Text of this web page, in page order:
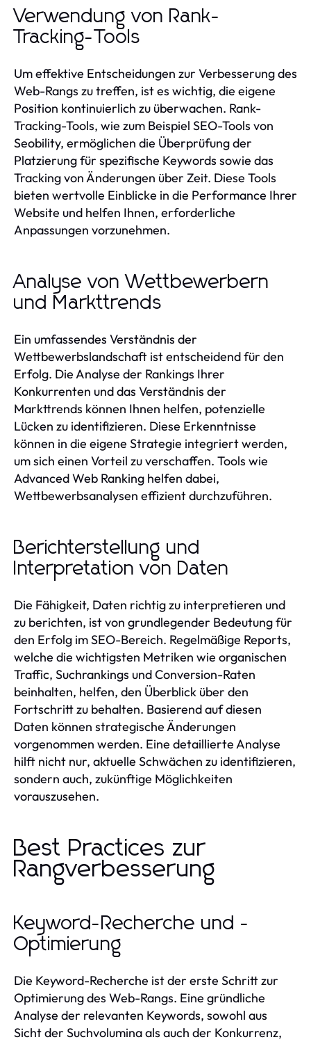
Verwendung von Rank-
Tracking-Tools
Um effektive Entscheidungen zur Verbesserung des
Web-Rangs zu treffen, ist es wichtig, die eigene
Position kontinuierlich zu überwachen. Rank-
Tracking-Tools, wie zum Beispiel SEO-Tools von
Seobility, ermöglichen die Überprüfung der
Platzierung für spezifische Keywords sowie das
Tracking von Änderungen über Zeit. Diese Tools
bieten wertvolle Einblicke in die Performance Ihrer
Website und helfen Ihnen, erforderliche
Anpassungen vorzunehmen.
Analyse von Wettbewerbern
und Markttrends
Ein umfassendes Verständnis der
Wettbewerbslandschaft ist entscheidend für den
Erfolg. Die Analyse der Rankings Ihrer
Konkurrenten und das Verständnis der
Markttrends können Ihnen helfen, potenzielle
Lücken zu identifizieren. Diese Erkenntnisse
können in die eigene Strategie integriert werden,
um sich einen Vorteil zu verschaffen. Tools wie
Advanced Web Ranking helfen dabei,
Wettbewerbsanalysen effizient durchzuführen.
Berichterstellung und
Interpretation von Daten
Die Fähigkeit, Daten richtig zu interpretieren und
zu berichten, ist von grundlegender Bedeutung für
den Erfolg im SEO-Bereich. Regelmäßige Reports,
welche die wichtigsten Metriken wie organischen
Traffic, Suchrankings und Conversion-Raten
beinhalten, helfen, den Überblick über den
Fortschritt zu behalten. Basierend auf diesen
Daten können strategische Änderungen
vorgenommen werden. Eine detaillierte Analyse
hilft nicht nur, aktuelle Schwächen zu identifizieren,
sondern auch, zukünftige Möglichkeiten
vorauszusehen.
Best Practices zur
Rangverbesserung
Keyword-Recherche und -
Optimierung
Die Keyword-Recherche ist der erste Schritt zur
Optimierung des Web-Rangs. Eine gründliche
Analyse der relevanten Keywords, sowohl aus
Sicht der Suchvolumina als auch der Konkurrenz,